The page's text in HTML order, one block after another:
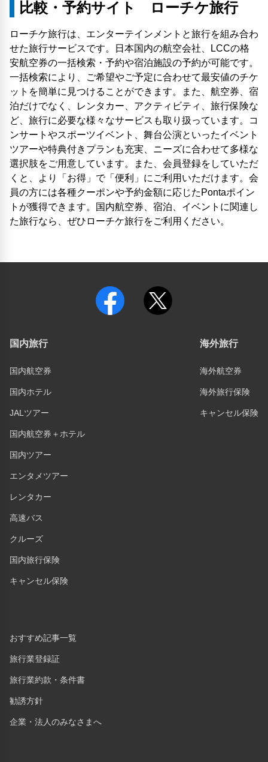
比較・予約サイト ローチケ旅行
ローチケ旅行は、エンターテインメントと旅行を組み合わ
せた旅行サービスです。日本国内の航空会社、LCCの格
安航空券の一括検索・予約や宿泊施設の予約が可能です。
一括検索により、ご希望やご予定に合わせて最安値のチケ
ットを簡単に見つけることができます。また、航空券、宿
泊だけでなく、レンタカー、アクティビティ、旅行保険な
ど、旅行に必要な様々なサービスも取り扱っています。コ
ンサートやスポーツイベント、舞台公演といったイベント
ツアーや特典付きプランも充実、ニーズに合わせて多様な
選択肢をご用意しています。また、会員登録をしていただ
くと、より「お得」で「便利」にご利用いただけます。会
員の方には各種クーポンや予約金額に応じたPontaポイン
トが獲得できます。国内航空券、宿泊、イベントに関連し
た旅行なら、ぜひローチケ旅行をご利用ください。
国内旅行
国内航空券
国内ホテル
JALツアー
国内航空券＋ホテル
国内ツアー
エンタメツアー
レンタカー
高速バス
クルーズ
国内旅行保険
キャンセル保険
おすすめ記事一覧
旅行業登録証
旅行業約款・条件書
勧誘方針
企業・法人のみなさまへ
海外旅行
海外航空券
海外旅行保険
キャンセル保険